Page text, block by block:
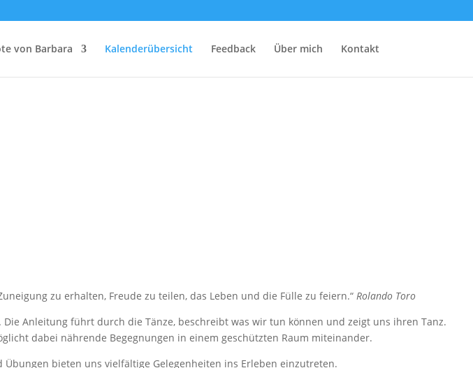
von Barbara Kalenderübersicht Feedback Über mich Kontakt
zu erhalten, Freude zu teilen, das Leben und die Fülle zu feiern.“ Rolando Toro
Anleitung führt durch die Tänze, beschreibt was wir tun können und zeigt uns ihren Tanz.
dabei nährende Begegnungen in einem geschützten Raum miteinander.
bieten uns vielfältige Gelegenheiten ins Erleben einzutreten.